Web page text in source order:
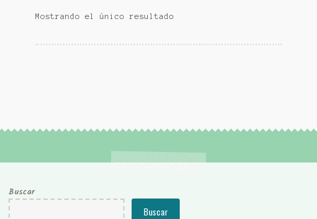
Mostrando el único resultado
Buscar
Buscar